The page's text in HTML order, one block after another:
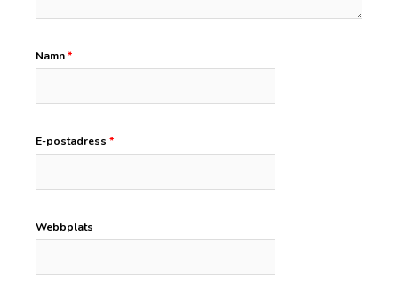
Namn*
E-postadress *
Webbplats